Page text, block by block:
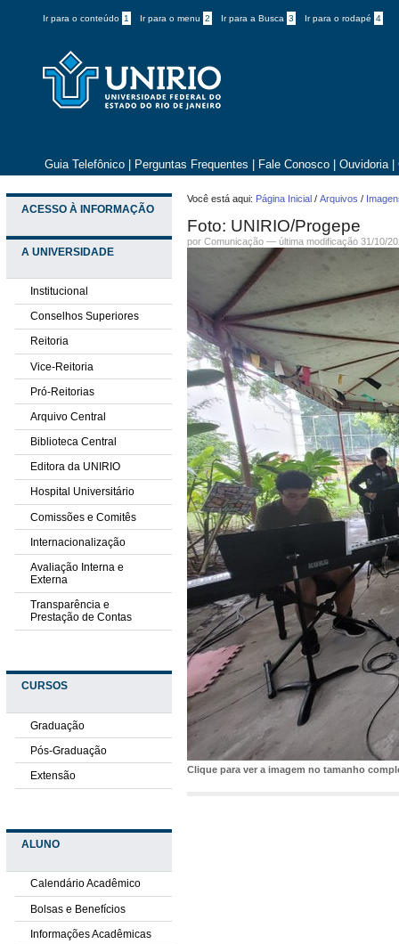
Ir para o conteúdo 1 Ir para o menu 2 Ir para a Busca 3 Ir para o rodapé 4
Guia Telefônico Perguntas Frequentes Fale Conosco Ouvidoria
ACESSO À INFORMAÇÃO
A UNIVERSIDADE
Institucional
Conselhos Superiores
Reitoria
Vice-Reitoria
Pró-Reitorias
Arquivo Central
Biblioteca Central
Editora da UNIRIO
Hospital Universitário
Comissões e Comitês
Internacionalização
Avaliação Interna e
Externa
Transparência e
Prestação de Contas
CURSOS
Graduação
Pós-Graduação
Extensão
ALUNO
Calendário Acadêmico
Bolsas e Benefícios
Informações Acadêmicas
Você está aqui: Página Inicial /Arquivos /
Foto: UNIRIO/Progepe
porComunicação —última modificação 31/10/
Clique para ver a imagem no tamanho